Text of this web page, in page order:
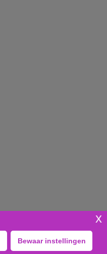
Bewaar instellingen
x